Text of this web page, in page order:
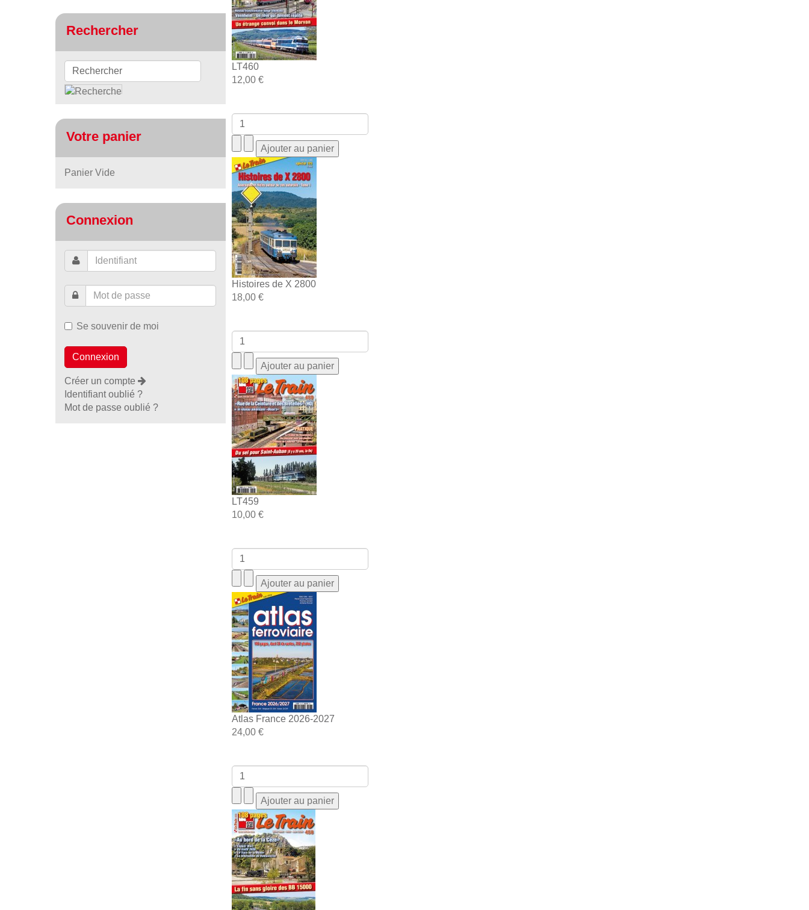
LT460
12,00 €
Histoires de X 2800
18,00 €
LT459
10,00 €
Atlas France 2026-2027
24,00 €
Rechercher
Votre panier
Panier Vide
Connexion
Se souvenir de moi
Créer un compte
Identifiant oublié ?
Mot de passe oublié ?